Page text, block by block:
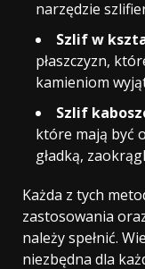
narzędzie
Szlif w
płaszczyzn,
kamieniom
Szlif
które mają być
gładką,
Każda z tych
zastosowania
należy spełnić.
niezbędna dla